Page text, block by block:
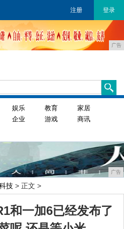
注册 登录
广告
娱乐 教育
家居
企业 游戏
商讯
广告
技 > 正文 >
和一加6已经发布了